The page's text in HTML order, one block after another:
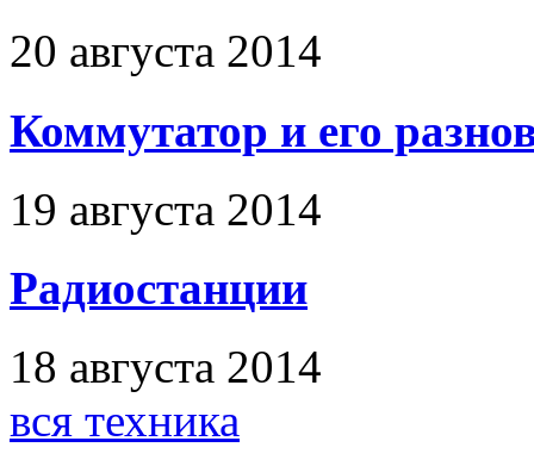
20 августа 2014
Коммутатор и его
19 августа 2014
Радиостанции
18 августа 2014
вся техника